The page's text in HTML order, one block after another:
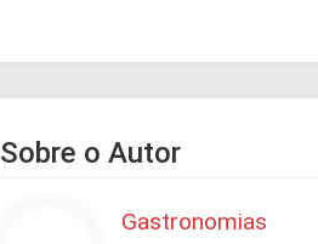
Sobre o Autor
Gastronomias